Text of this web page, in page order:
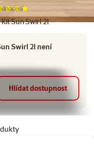
Sun Swirl 2l
100%, počet hodnocení:
Swirl 2l není
Hlídat dostupnost